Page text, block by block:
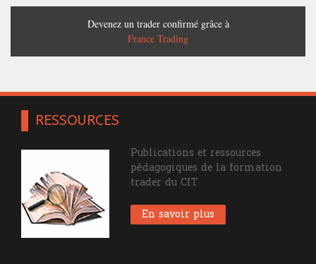
Devenez un trader confirmé grâce à
France Trading
RESSOURCES
Publications et ressources
pédagogiques de la formation
trader du CIT
En savoir plus